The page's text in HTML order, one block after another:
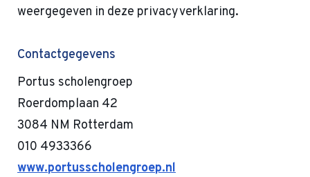
weergegeven in deze privacyverklaring.
Contactgegevens
Portus scholengroep
Roerdomplaan 42
3084 NM Rotterdam
010 4933366
www.portusscholengroep.nl